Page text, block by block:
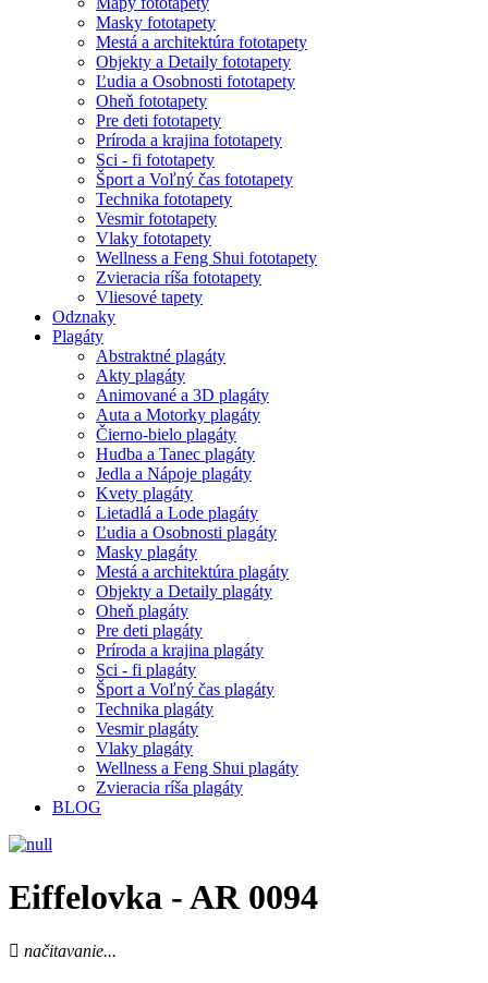
Masky fototapety
Mestá a architektúra fototapety
Objekty a Detaily fototapety
Ľudia a Osobnosti fototapety
Oheň fototapety
Pre deti fototapety
Príroda a krajina fototapety
Sci - fi fototapety
Šport a Voľný čas fototapety
Technika fototapety
Vesmir fototapety
Vlaky fototapety
Wellness a Feng Shui fototapety
Zvieracia ríša fototapety
Vliesové tapety
Odznaky
Plagáty
Abstraktné plagáty
Akty plagáty
Animované a 3D plagáty
Auta a Motorky plagáty
Čierno-bielo plagáty
Hudba a Tanec plagáty
Jedla a Nápoje plagáty
Kvety plagáty
Lietadlá a Lode plagáty
Ľudia a Osobnosti plagáty
Masky plagáty
Mestá a architektúra plagáty
Objekty a Detaily plagáty
Oheň plagáty
Pre deti plagáty
Príroda a krajina plagáty
Sci - fi plagáty
Šport a Voľný čas plagáty
Technika plagáty
Vesmir plagáty
Vlaky plagáty
Wellness a Feng Shui plagáty
Zvieracia ríša plagáty
BLOG
Eiffelovka - AR 0094
načitavanie...